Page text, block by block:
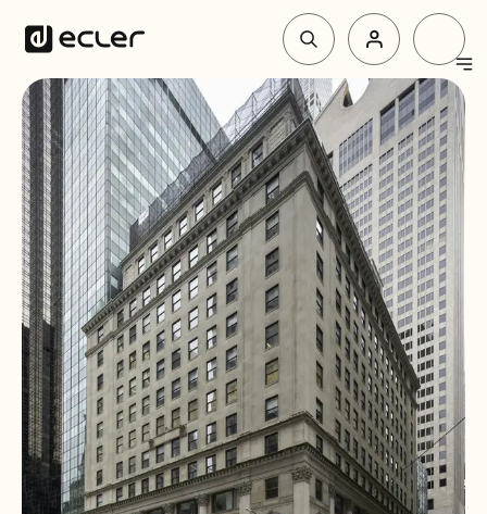
Productos
Soluciones
Por qué Ecler
Soporte y Comunidad